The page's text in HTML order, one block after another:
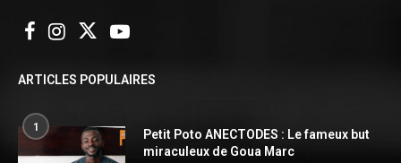
ARTICLES POPULAIRES
1
Petit Poto ANECTODES : Le fameux but
miraculeux de Goua Marc